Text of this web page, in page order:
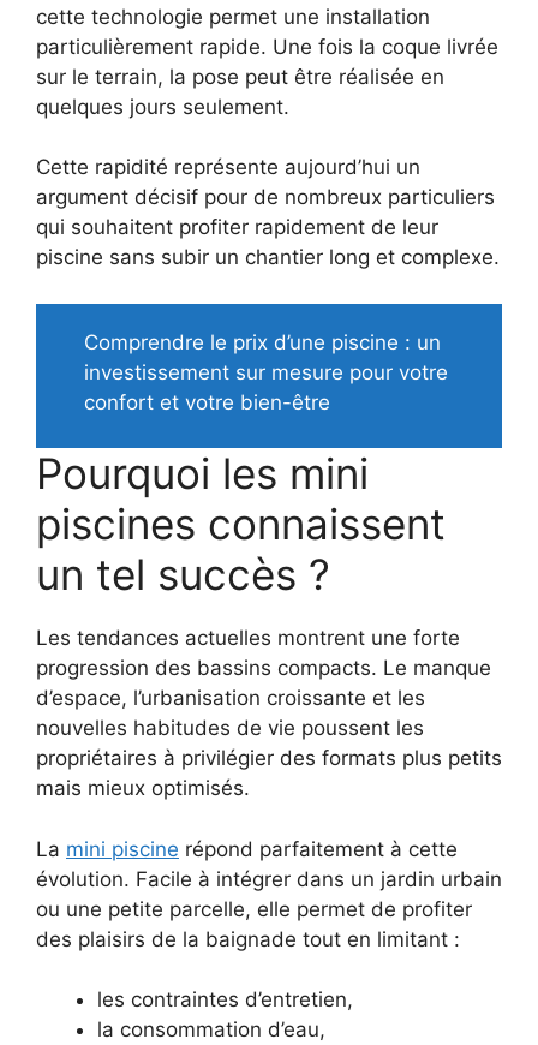
cette technologie permet une installation
particulièrement rapide. Une fois la coque livrée
sur le terrain, la pose peut être réalisée en
quelques jours seulement.
Cette rapidité représente aujourd’hui un
argument décisif pour de nombreux particuliers
qui souhaitent profiter rapidement de leur
piscine sans subir un chantier long et complexe.
Comprendre le prix d’une piscine : un
investissement sur mesure pour votre
confort et votre bien-être
Pourquoi les mini
piscines connaissent
un tel succès ?
Les tendances actuelles montrent une forte
progression des bassins compacts. Le manque
d’espace, l’urbanisation croissante et les
nouvelles habitudes de vie poussent les
propriétaires à privilégier des formats plus petits
mais mieux optimisés.
La mini piscine répond parfaitement à cette
évolution. Facile à intégrer dans un jardin urbain
ou une petite parcelle, elle permet de profiter
des plaisirs de la baignade tout en limitant :
les contraintes d’entretien,
la consommation d’eau,